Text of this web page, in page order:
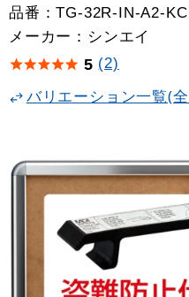
品番：TG-32R-IN-A2-KC
メーカー：シンエイ
5 (2)
バリエーション一覧(